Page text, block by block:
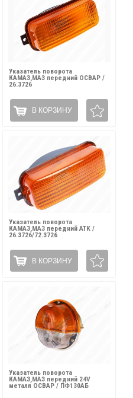
Указатель поворота
КАМАЗ,МАЗ передний ОСВАР /
26.3726
В КОРЗИНУ
Указатель поворота
КАМАЗ,МАЗ передний АТК /
26.3726/72.3726
В КОРЗИНУ
Указатель поворота
КАМАЗ,МАЗ передний 24V
металл ОСВАР / ПФ130АБ